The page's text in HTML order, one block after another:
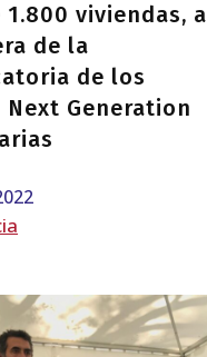
1.800 viviendas, a
de la
de los
Generation